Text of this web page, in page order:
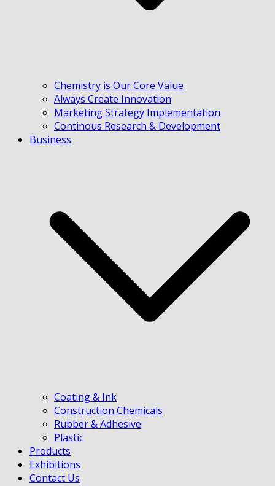
Chemistry is Our Core Value
Always Create Innovation
Marketing Strategy Implementation
Continous Research & Development
Business
Coating & Ink
Construction Chemicals
Rubber & Adhesive
Plastic
Products
Exhibitions
Contact Us